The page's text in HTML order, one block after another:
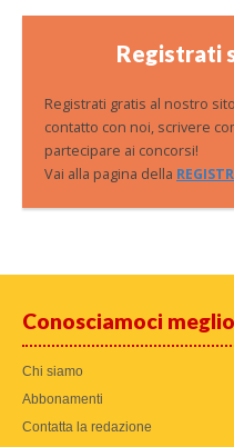
Registrati
Registrati gratis al nostro
contatto con noi, scrivere
partecipare ai concorsi!
Vai alla pagina della
Conosciamoci meglio
Chi siamo
Abbonamenti
Contatta la redazione